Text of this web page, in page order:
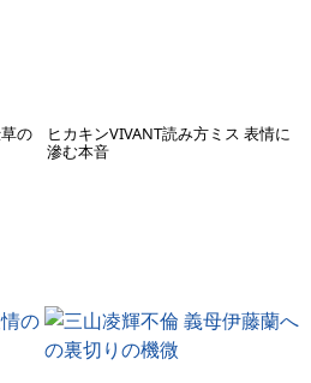
の
ヒカキンVIVANT読み方ミス 表情に
滲む本音